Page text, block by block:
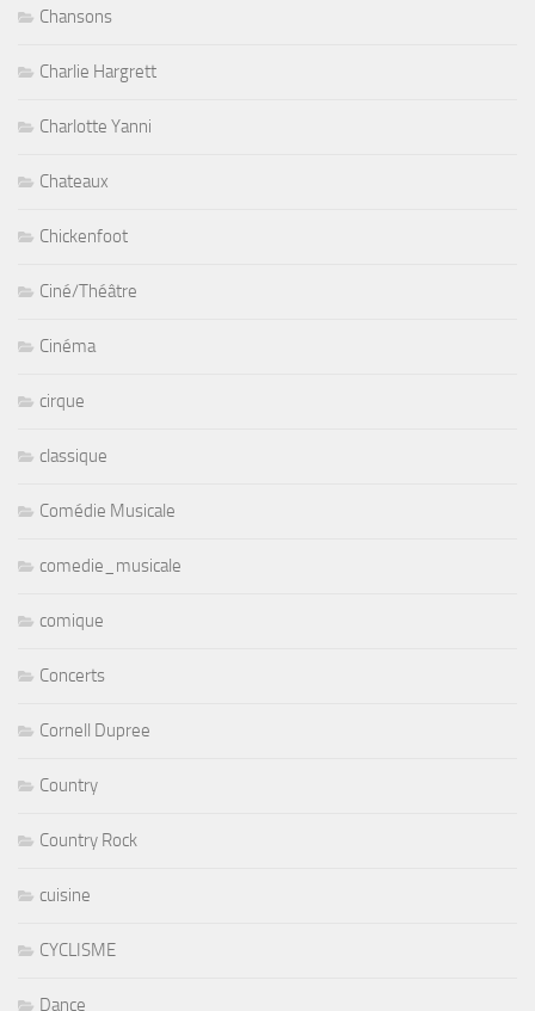
Chansons
Charlie Hargrett
Charlotte Yanni
Chateaux
Chickenfoot
Ciné/Théâtre
Cinéma
cirque
classique
Comédie Musicale
comedie_musicale
comique
Concerts
Cornell Dupree
Country
Country Rock
cuisine
CYCLISME
Dance